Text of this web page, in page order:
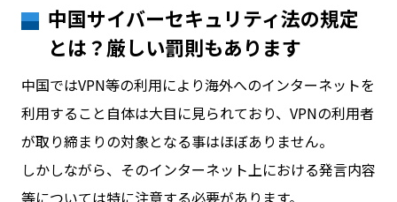
中国サイバーセキュリティ法の規定
とは？厳しい罰則もあります
中国ではVPN等の利用により海外へのインターネットを
利用すること自体は大目に見られており、VPNの利用者
が取り締まりの対象となる事はほぼありません。
しかしながら、そのインターネット上における発言内容
等については特に注意する必要があります。